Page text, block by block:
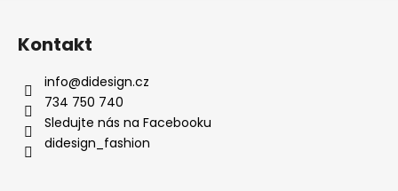
Kontakt
info@didesign.cz
734 750 740
Sledujte nás na Facebooku
didesign_fashion